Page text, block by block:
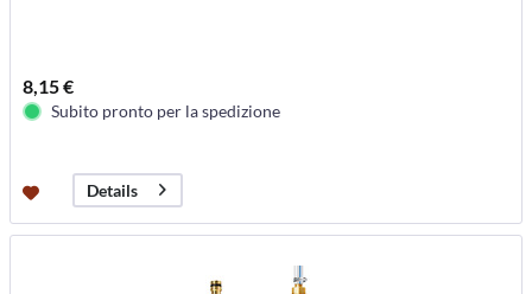
8,15 €
Subito pronto per la spedizione
Details